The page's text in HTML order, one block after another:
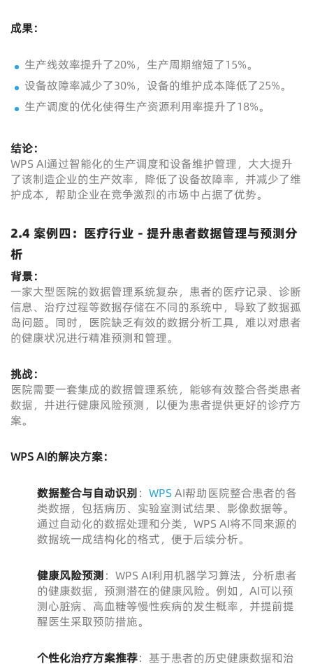
成果：
生产线效率提升了20%，生产周期缩短了15%。
设备故障率减少了30%，设备的维护成本降低了25%。
生产调度的优化使得生产资源利用率提升了18%。
结论：
WPS AI通过智能化的生产调度和设备维护管理，大大提升
了该制造企业的生产效率，降低了设备故障率，并减少了维
护成本，帮助企业在竞争激烈的市场中占据了优势。
2.4 案例四：医疗行业 - 提升患者数据管理与预测分
析
背景：
一家大型医院的数据管理系统复杂，患者的医疗记录、诊断
信息、治疗过程等数据存储在不同的系统中，导致了数据孤
岛问题。同时，医院缺乏有效的数据分析工具，难以对患者
的健康状况进行精准预测和管理。
挑战：
医院需要一套集成的数据管理系统，能够有效整合各类患者
数据，并进行健康风险预测，以便为患者提供更好的诊疗方
案。
WPS AI的解决方案：
数据整合与自动识别： WPS AI帮助医院整合患者的各
类数据，包括病历、实验室测试结果、影像数据等。
通过自动化的数据处理和分类，WPS AI将不同来源的
数据统一成结构化的格式，便于后续分析。
健康风险预测：WPS AI利用机器学习算法，分析患者
的健康数据，预测潜在的健康风险。例如，AI可以预
测心脏病、高血糖等慢性疾病的发生概率，并提前提
醒医生采取预防措施。
个性化治疗方案推荐：基于患者的历史健康数据和治